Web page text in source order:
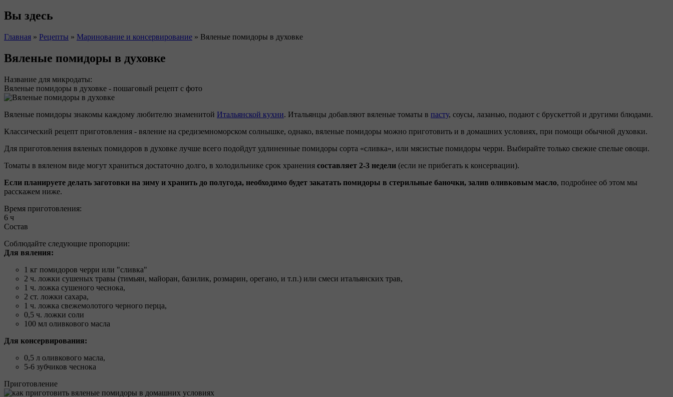
Вы здесь
Главная » Рецепты » Маринование и консервирование » Вяленые помидоры в духовке
Вяленые помидоры в духовке
Название для микродаты:
Вяленые помидоры в духовке - пошаговый рецепт с фото
Вяленые помидоры знакомы каждому любителю знаменитой Итальянской кухни. Итальянцы добавляют вяленые томаты в пасту, соусы, лазанью, подают с брускеттой и другими блюдами.
Классический рецепт приготовления - вяление на средиземноморском солнышке, однако, вяленые помидоры можно приготовить и в домашних условиях, при помощи обычной духовки.
Для приготовления вяленых помидоров в духовке лучше всего подойдут удлиненные помидоры сорта «сливка», или мясистые помидоры черри. Выбирайте только свежие спелые овощи.
Томаты в вяленом виде могут храниться достаточно долго, в холодильнике срок хранения составляет 2-3 недели (если не прибегать к консервации).
Если планируете делать заготовки на зиму и хранить до полугода, необходимо будет закатать помидоры в стерильные баночки, залив оливковым масло, подробнее об этом мы
расскажем ниже.
Время приготовления:
6 ч
Состав
Соблюдайте следующие пропорции:
Для вяления:
1 кг помидоров черри или "сливка"
2 ч. ложки сушеных травы (тимьян, майоран, базилик, розмарин, орегано, и т.п.) или смеси итальянских трав,
1 ч. ложка сушеного чеснока,
2 ст. ложки сахара,
1 ч. ложка свежемолотого черного перца,
0,5 ч. ложки соли
100 мл оливкового масла
Для консервирования:
0,5 л оливкового масла,
5-6 зубчиков чеснока
Приготовление